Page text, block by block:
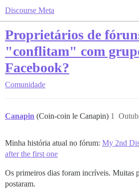
Discourse Meta
Proprietários de
"conflitam" com
Facebook?
Comunidade
Canapin (Coin-coin le Canapin) 1
Minha história atual no fórum: My 2nd
after the first one
Os primeiros dias foram incríveis. Muitas
postaram.